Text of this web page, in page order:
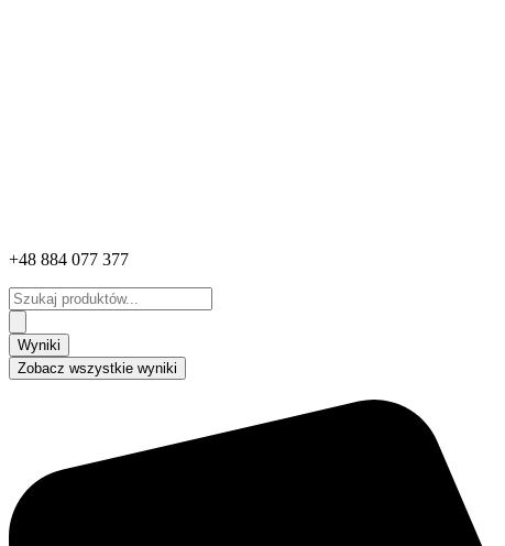
+48 884 077 377
Search
...
Wyniki
Zobacz wszystkie wyniki